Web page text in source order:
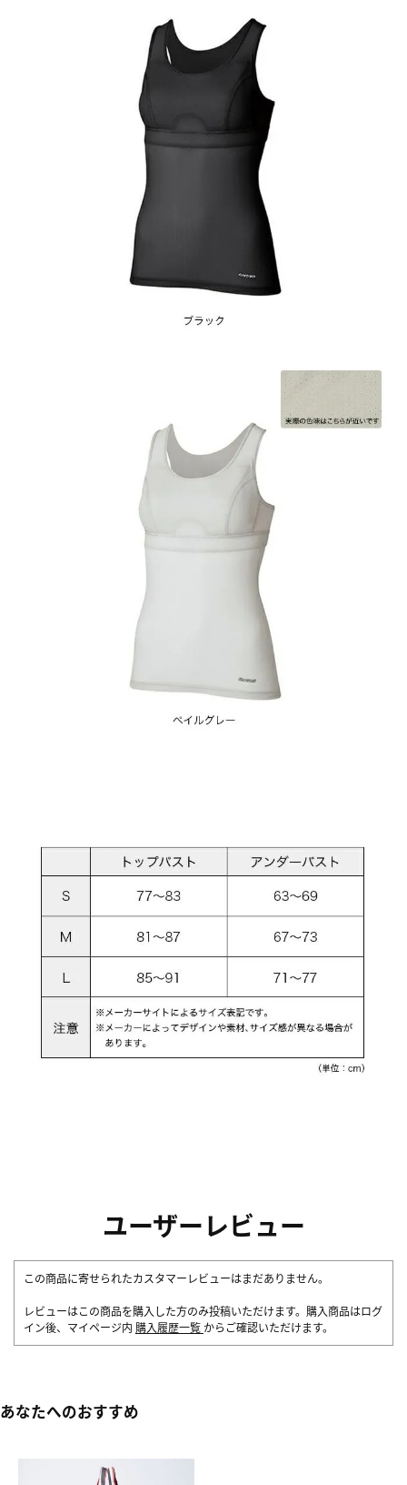
ユーザーレビュー
この商品に寄せられたカスタマーレビューはまだありません。
レビューはこの商品を購入した方のみ投稿いただけます。購入商品はログ
イン後、マイページ内 購入履歴一覧 からご確認いただけます。
あなたへのおすすめ